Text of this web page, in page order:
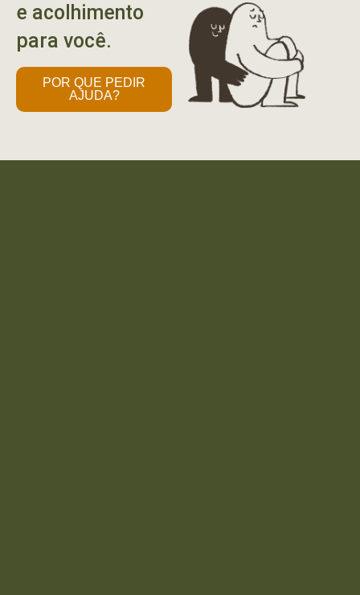
e acolhimento
para você.
POR QUE PEDIR
AJUDA?